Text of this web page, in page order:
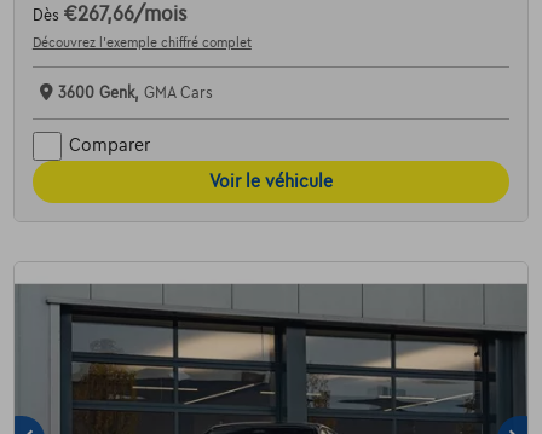
Dès €267,66/mois
Découvrez l’exemple chiffré complet
3600 Genk, GMA Cars
Comparer
Voir le véhicule